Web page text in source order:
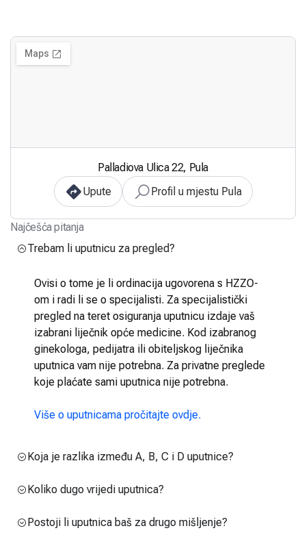
Palladiova Ulica 22, Pula
Upute
Profil u mjestu Pula
Najčešća pitanja
Trebam li uputnicu za pregled?
Ovisi o tome je li ordinacija ugovorena s HZZO-
om i radi li se o specijalisti. Za specijalistički
pregled na teret osiguranja uputnicu izdaje vaš
izabrani liječnik opće medicine. Kod izabranog
ginekologa, pedijatra ili obiteljskog liječnika
uputnica vam nije potrebna. Za privatne preglede
koje plaćate sami uputnica nije potrebna.
Više o uputnicama pročitajte ovdje.
Koja je razlika između A, B, C i D uputnice?
Koliko dugo vrijedi uputnica?
Postoji li uputnica baš za drugo mišljenje?